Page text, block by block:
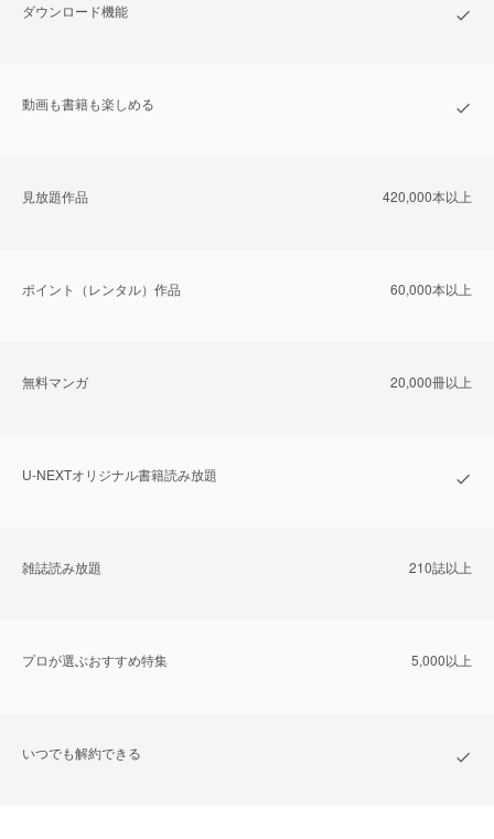
ダウンロード機能
動画も書籍も楽しめる
⾒放題作品 420,000本以上
ポイント（レンタル）作品 60,000本以上
無料マンガ 20,000冊以上
U-NEXTオリジナル書籍読み放題
雑誌読み放題 210誌以上
プロが選ぶおすすめ特集 5,000以上
いつでも解約できる